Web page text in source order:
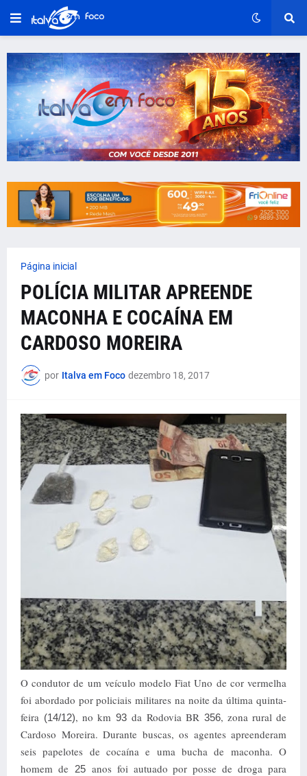
Página inicial
POLÍCIA MILITAR APREENDE
MACONHA E COCAÍNA EM
CARDOSO MOREIRA
por Italva em Foco dezembro 18, 2017
O condutor de um veículo modelo Fiat Uno de cor vermelha
foi abordado por policiais militares na noite da última quinta-
feira (14/12), no km93 da Rodovia BR 356, zona rural de
Cardoso Moreira. Durante buscas, os agentes apreenderam
seis papelotes de cocaína e uma bucha de maconha. O
homem de 25anos foi autuado por posse de droga para